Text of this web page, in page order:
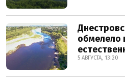
обмелело
5 АВГУСТА, 13:20